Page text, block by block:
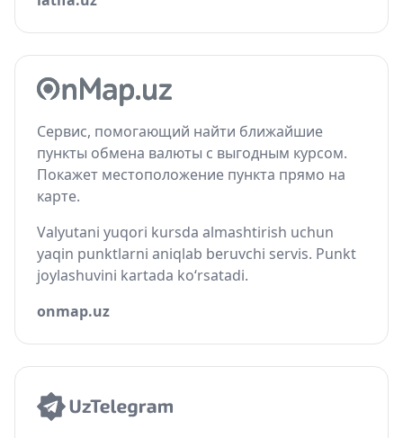
Сервис, помогающий найти ближайшие
пункты обмена валюты с выгодным курсом.
Покажет местоположение пункта прямо на
карте.
Valyutani yuqori kursda almashtirish uchun
yaqin punktlarni aniqlab beruvchi servis. Punkt
joylashuvini kartada ko‘rsatadi.
onmap.uz